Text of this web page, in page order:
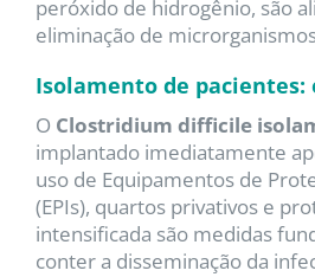
peróxido de hidrogênio, são
eliminação de
Isolamento de
O Clostridium difficile
implantado imediatamente
uso de Equipamentos de
(EPIs), quartos privativos e
intensificada são medidas
conter a disseminação da